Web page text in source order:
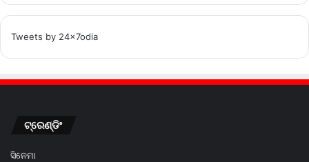
Tweets by 24x7odia
ଟ୍ରେଣ୍ଡିଂ
ସିନେମା